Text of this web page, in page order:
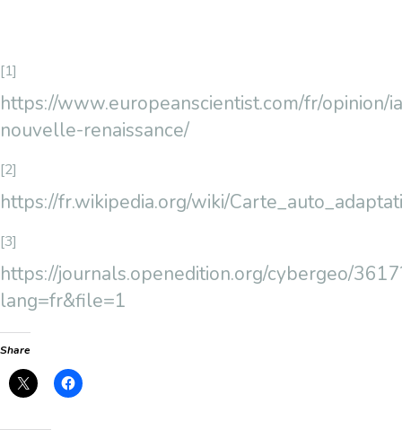
[1]
https://www.europeanscientist.com/fr/opinion/
nouvelle-renaissance/
[2]
https://fr.wikipedia.org/wiki/
[3]
https://journals.openedition.org/cybergeo/
lang=fr&file=1
Share